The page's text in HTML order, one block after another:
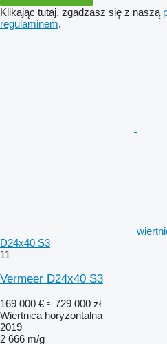
Klikając tutaj, zgadzasz się z naszą
regulaminem.
D24x40 S3
11
Vermeer D24x40 S3
169 000 € ≈ 729 000 zł
Wiertnica horyzontalna
2019
2 666 m/g